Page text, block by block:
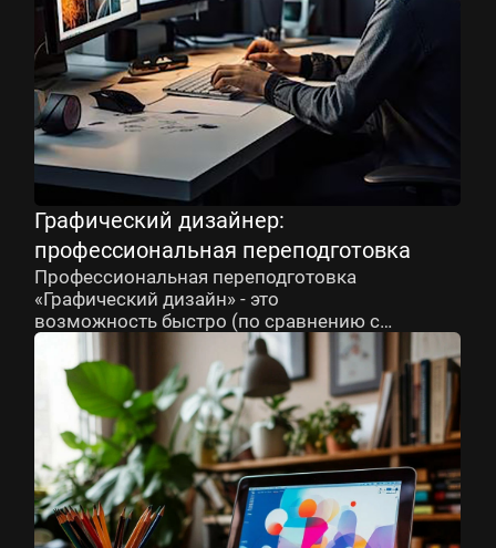
Графический дизайнер:
профессиональная переподготовка
Профессиональная переподготовка
«Графический дизайн» - это
возможность быстро (по сравнению с
классическим образованием) освоить
новую востребованную специальность
с нуля.